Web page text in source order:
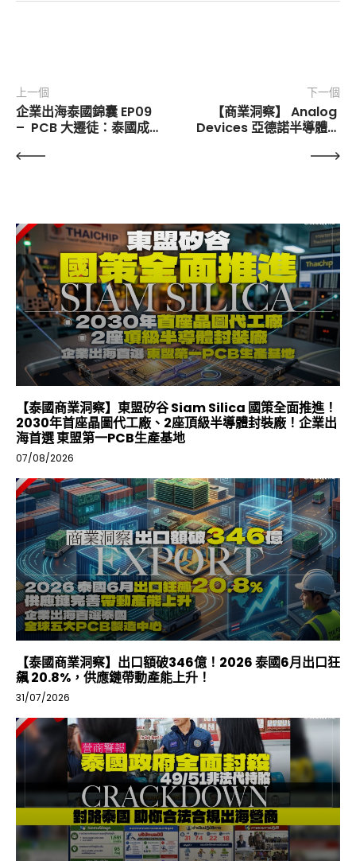
上一個
企業出海泰國錦囊 EP09
–  PCB 大遷徒：泰國成
PCB製造中心
下一個
【商業洞察】 Analog
Devices 亞德諾半導體，
排名第一！泰國春武里智
【泰國商業洞察】東盟矽谷 Siam Silica 國策全面推進！
2030年首座晶圖代工廠、2座頂級半導體封裝廠！企業出
海首選 東盟第一PCB生產基地
07/08/2026
【泰國商業洞察】出口額破346億！2026 泰國6月出口狂
飆 20.8%，供應鏈帶動產能上升！
31/07/2026